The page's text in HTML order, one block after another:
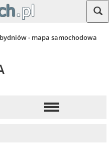
- mapa samochodowa